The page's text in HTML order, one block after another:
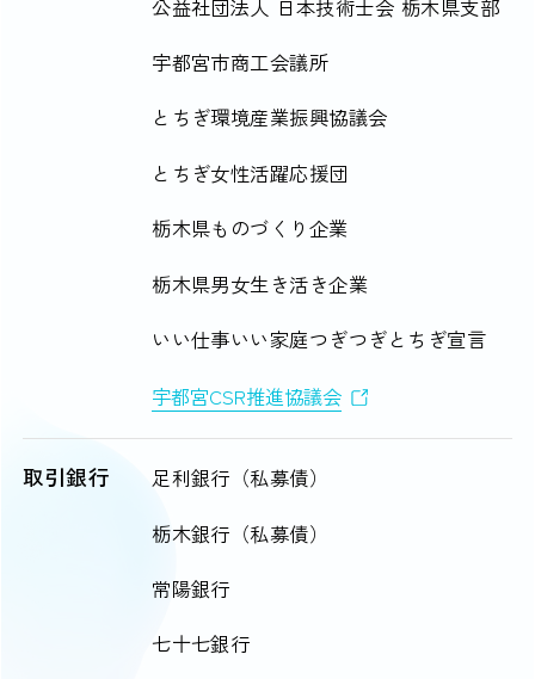
公益社団法人 日本技術士会 栃木県支部
宇都宮市商工会議所
とちぎ環境産業振興協議会
とちぎ女性活躍応援団
栃木県ものづくり企業
栃木県男女生き活き企業
いい仕事いい家庭つぎつぎとちぎ宣言
宇都宮CSR推進協議会
取引銀行
足利銀行（私募債）
栃木銀行（私募債）
常陽銀行
七十七銀行